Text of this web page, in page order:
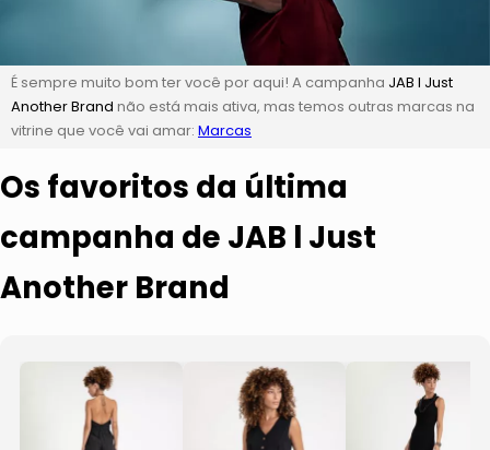
É sempre muito bom ter você por aqui! A campanha JAB l Just
Another Brand não está mais ativa, mas temos outras marcas na
vitrine que você vai amar: Marcas
Os favoritos da última
campanha de JAB l Just
Another Brand